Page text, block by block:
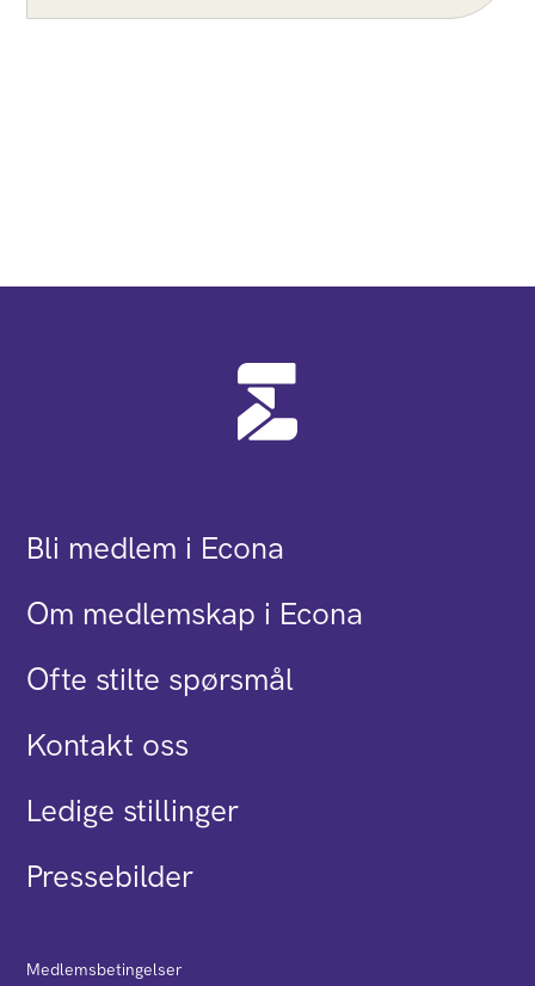
Bli medlem i Econa
Om medlemskap i Econa
Ofte stilte spørsmål
Kontakt oss
Ledige stillinger
Pressebilder
Medlemsbetingelser